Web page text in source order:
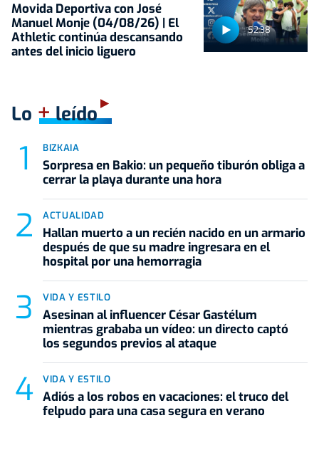
52:38
Movida Deportiva con José
Manuel Monje (04/08/26) | El
Athletic continúa descansando
antes del inicio liguero
Lo +leído
BIZKAIA
Sorpresa en Bakio: un pequeño tiburón obliga a
cerrar la playa durante una hora
ACTUALIDAD
Hallan muerto a un recién nacido en un armario
después de que su madre ingresara en el
hospital por una hemorragia
VIDA Y ESTILO
Asesinan al influencer César Gastélum
mientras grababa un vídeo: un directo captó
los segundos previos al ataque
VIDA Y ESTILO
Adiós a los robos en vacaciones: el truco del
felpudo para una casa segura en verano